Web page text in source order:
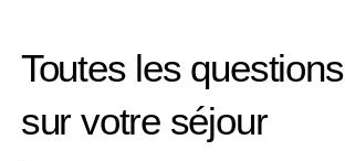
Toutes les questions
sur votre séjour